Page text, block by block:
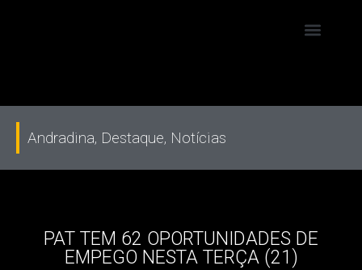
Andradina, Destaque, Notícias
PAT TEM 62 OPORTUNIDADES DE
EMPEGO NESTA TERÇA (21)